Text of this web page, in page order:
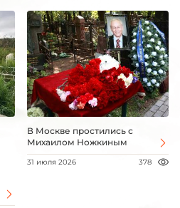
В Москве простились с
Михаилом Ножкиным
31 июля 2026 378